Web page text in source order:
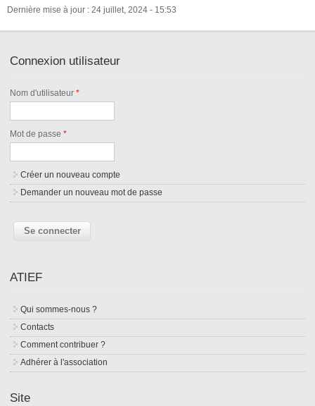
Dernière mise à jour : 24 juillet, 2024 - 15:53
Connexion utilisateur
Nom d'utilisateur*
Mot de passe*
Créer un nouveau compte
Demander un nouveau mot de passe
ATIEF
Qui sommes-nous ?
Contacts
Comment contribuer ?
Adhérer à l'association
Site